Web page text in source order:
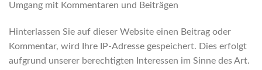
Umgang mit Kommentaren und Beiträgen
Hinterlassen Sie auf dieser Website einen Beitrag oder
Kommentar, wird Ihre IP-Adresse gespeichert. Dies erfolgt
aufgrund unserer berechtigten Interessen im Sinne des Art.